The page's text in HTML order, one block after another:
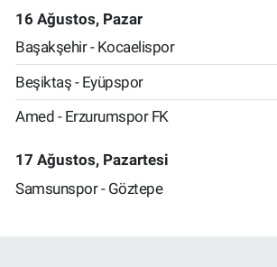
16 Ağustos, Pazar
Başakşehir - Kocaelispor
Beşiktaş - Eyüpspor
Amed - Erzurumspor FK
17 Ağustos, Pazartesi
Samsunspor - Göztepe